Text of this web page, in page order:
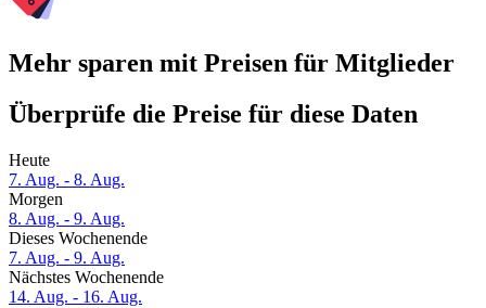
Mehr sparen mit Preisen für Mitglieder
Überprüfe die Preise für diese Daten
Heute
7. Aug. - 8. Aug.
Morgen
8. Aug. - 9. Aug.
Dieses Wochenende
7. Aug. - 9. Aug.
Nächstes Wochenende
14. Aug. - 16. Aug.